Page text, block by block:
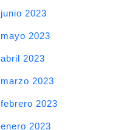
junio 2023
mayo 2023
abril 2023
marzo 2023
febrero 2023
enero 2023